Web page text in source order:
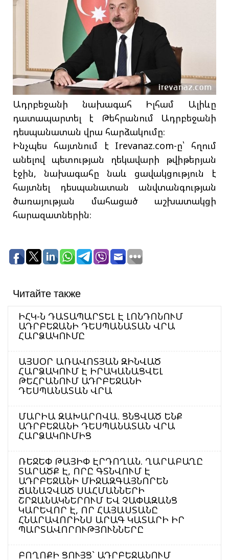
Ադրբեջանի նախագահ Իլհամ Ալիևը
դատապարտել է Թեհրանում Ադրբեջանի
դեսպանատան վրա հարձակումը։
Ինչպես հայտնում է Irevanaz.com-ը՝ հղում
անելով պետության ղեկավարի թվիթերյան
էջին, նախագահը նաև ցավակցություն է
հայտնել դեսպանատան անվտանգության
ծառայության մահացած աշխատակցի
հարազատներին։
Читайте также
ԻՀԿ-Ն ԴԱՏԱՊԱՐՏԵԼ Է ԼՈՆԴՈՆՈՒՄ
ԱԴՐԲԵՋԱՆԻ ԴԵՍՊԱՆԱՏԱՆ ՎՐԱ
ՀԱՐՁԱԿՈՒՄԸ
ԱՅՍՕՐ ԱՌԱՎՈՏՅԱՆ ԶԻՆՎԱԾ
ՀԱՐՁԱԿՈՒՄ Է ԻՐԱԿԱՆԱՑՎԵԼ
ԹԵՀՐԱՆՈՒՄ ԱԴՐԲԵՋԱՆԻ
ԴԵՍՊԱՆԱՏԱՆ ՎՐԱ
ՄԱՐԻԱ ԶԱԽԱՐՈՎԱ. ՑՆՑՎԱԾ ԵՆՔ
ԱԴՐԲԵՋԱՆԻ ԴԵՍՊԱՆԱՏԱՆ ՎՐԱ
ՀԱՐՁԱԿՈՒՄԻՑ
ՌԵՋԵՓ ԹԱՅԻՓ ԷՐԴՈՂԱՆ. ՂԱՐԱԲԱՂԸ
ՏԱՐԱԾՔ Է, ՈՐԸ ԳՏՆՎՈՒՄ Է
ԱԴՐԲԵՋԱՆԻ ՄԻՋԱԶԳԱՅՆՈՐԵՆ
ՃԱՆԱՉՎԱԾ ՍԱՀՄԱՆՆԵՐԻ
ՇՐՋԱՆԱԿՆԵՐՈՒՄ ԵՎ ՉԱՓԱԶԱՆՑ
ԿԱՐԵՎՈՐ Է, ՈՐ ՀԱՅԱՍՏԱՆԸ
ՀՆԱՐԱՎՈՐԻՆՍ ԱՐԱԳ ԿԱՏԱՐԻ ԻՐ
ՊԱՐՏԱՎՈՐՈՒԹՅՈՒՆՆԵՐԸ
ԲՈՂՈՔԻ ՑՈՒՅՑ` ԱԴՐԲԵՋԱՆՈՒՄ